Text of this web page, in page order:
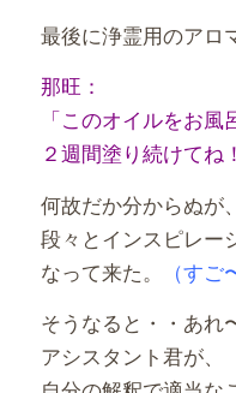
最後に浄霊用のアロ
那旺：
「このオイルをお
２週間塗り続けてね
何故だか分からぬが、
段々とインスピレー
なって来た。
（すご
そうなると・・あれ〜
アシスタント君が、